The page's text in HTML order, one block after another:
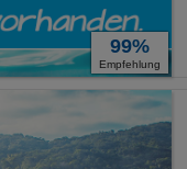
99%
Empfehlung